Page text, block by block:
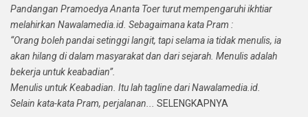
Pandangan Pramoedya Ananta Toer turut mempengaruhi ikhtiar
melahirkan Nawalamedia.id. Sebagaimana kata Pram :
“Orang boleh pandai setinggi langit, tapi selama ia tidak menulis, ia
akan hilang di dalam masyarakat dan dari sejarah. Menulis adalah
bekerja untuk keabadian”.
Menulis untuk Keabadian. Itu lah tagline dari Nawalamedia.id.
Selain kata-kata Pram, perjalanan... SELENGKAPNYA